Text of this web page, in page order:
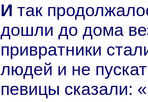
И так продолжалось, пока они не
дошли до дома
привpaтники
людей и не
певицы сказали: